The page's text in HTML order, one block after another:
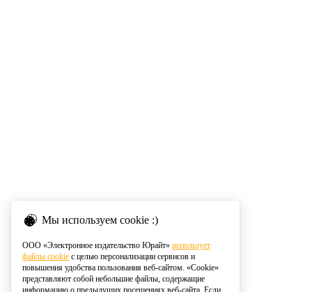
Мы используем cookie :)
ООО «Электронное издательство Юрайт» использует
файлы cookie с целью персонализации сервисов и
повышения удобства пользования веб-сайтом. «Cookie»
представляют собой небольшие файлы, содержащие
информацию о предыдущих посещениях веб-сайта. Если